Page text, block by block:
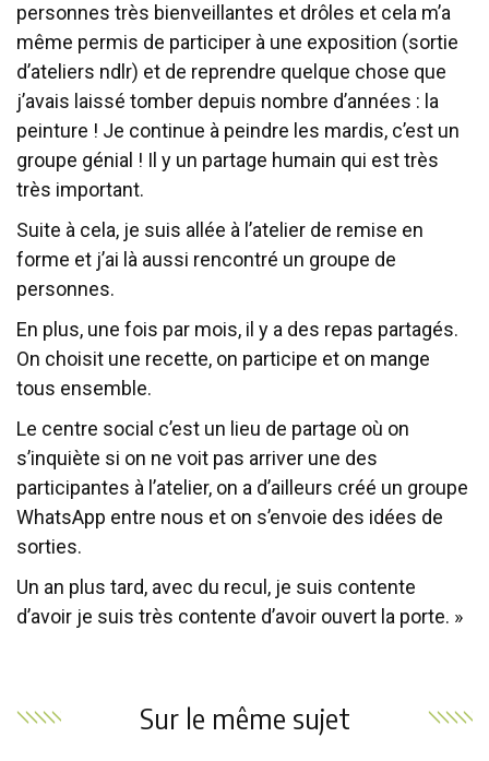
personnes très bienveillantes et drôles et cela m’a
même permis de participer à une exposition (sortie
d’ateliers ndlr) et de reprendre quelque chose que
j’avais laissé tomber depuis nombre d’années : la
peinture ! Je continue à peindre les mardis, c’est un
groupe génial ! Il y un partage humain qui est très
très important.
Suite à cela, je suis allée à l’atelier de remise en
forme et j’ai là aussi rencontré un groupe de
personnes.
En plus, une fois par mois, il y a des repas partagés.
On choisit une recette, on participe et on mange
tous ensemble.
Le centre social c’est un lieu de partage où on
s’inquiète si on ne voit pas arriver une des
participantes à l’atelier, on a d’ailleurs créé un groupe
WhatsApp entre nous et on s’envoie des idées de
sorties.
Un an plus tard, avec du recul, je suis contente
d’avoir je suis très contente d’avoir ouvert la porte. »
Sur le même sujet